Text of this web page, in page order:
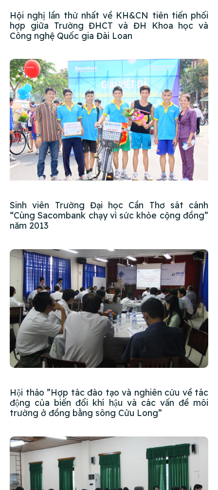
Hội nghị lần thứ nhất về KH&CN tiên tiến phối
hợp giữa Trường ĐHCT và ĐH Khoa học và
Công nghệ Quốc gia Đài Loan
Sinh viên Trường Đại học Cần Thơ sát cánh
“Cùng Sacombank chạy vì sức khỏe cộng đồng”
năm 2013
Hội thảo ”Hợp tác đào tạo và nghiên cứu về tác
động của biến đổi khí hậu và các vấn đề môi
trường ở đồng bằng sông Cửu Long”